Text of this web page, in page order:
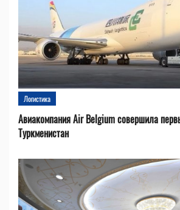
Логистика
Авиакомпания Air Belgium совершила
Туркменистан